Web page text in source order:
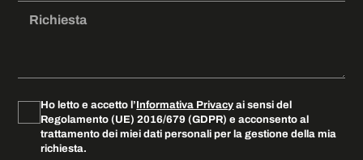
Ho letto e accetto l’Informativa Privacyai sensi del
Regolamento (UE) 2016/679 (GDPR) e acconsento al
trattamento dei miei dati personali per la gestione della mia
richiesta.